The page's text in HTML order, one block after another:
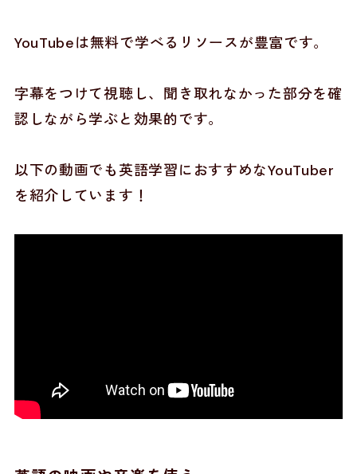
YouTubeは無料で学べるリソースが豊富です。
字幕をつけて視聴し、聞き取れなかった部分を確
認しながら学ぶと効果的です。
以下の動画でも英語学習におすすめなYouTuber
を紹介しています！